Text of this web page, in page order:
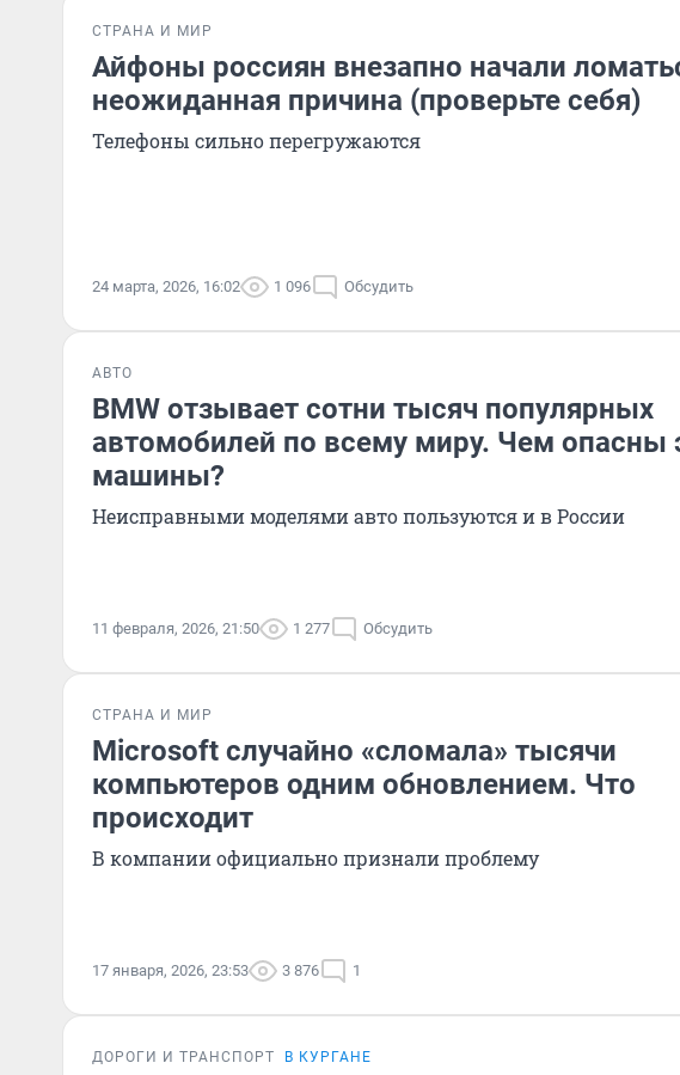
СТРАНА И МИР
Айфоны россиян внезапно начали
неожиданная причина (проверьте себя)
Телефоны сильно перегружаются
24 марта, 2026, 16:02 1 096 Обсудить
АВТО
BMW отзывает сотни тысяч популярных
автомобилей по всему миру. Чем опасны
машины?
Неисправными моделями авто пользуются и в России
11 февраля, 2026, 21:50 1 277 Обсудить
СТРАНА И МИР
Microsoft случайно «сломала» тысячи
компьютеров одним обновлением. Что
происходит
В компании официально признали проблему
17 января, 2026, 23:53 3 876 1
ДОРОГИ И ТРАНСПОРТ В КУРГАНЕ